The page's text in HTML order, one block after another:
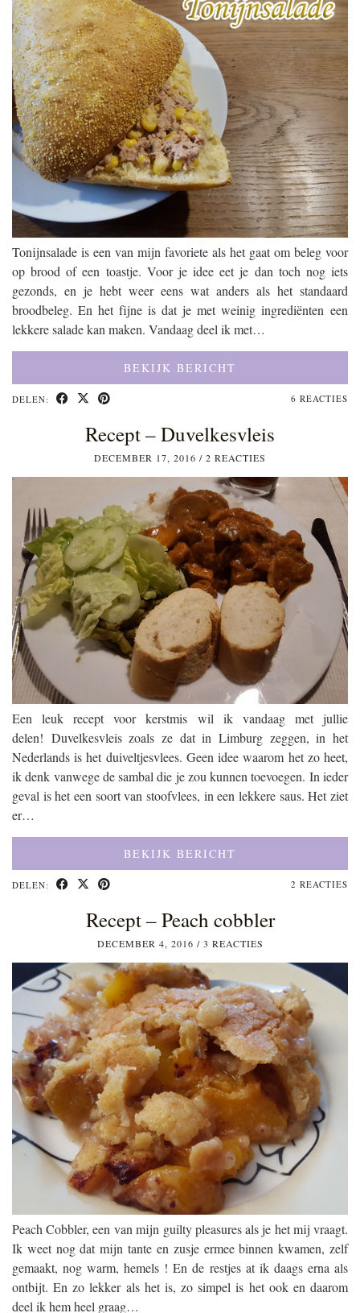
Tonijnsalade is een van mijn favoriete als het gaat om beleg voor
op brood of een toastje. Voor je idee eet je dan toch nog iets
gezonds, en je hebt weer eens wat anders als het standaard
broodbeleg. En het fijne is dat je met weinig ingrediënten een
lekkere salade kan maken. Vandaag deel ik met…
BEKIJK BERICHT
DELEN: 6 REACTIES
Recept – Duvelkesvleis
DECEMBER 17, 2016 / 2 REACTIES
Een leuk recept voor kerstmis wil ik vandaag met jullie
delen! Duvelkesvleis zoals ze dat in Limburg zeggen, in het
Nederlands is het duiveltjesvlees. Geen idee waarom het zo heet,
ik denk vanwege de sambal die je zou kunnen toevoegen. In ieder
geval is het een soort van stoofvlees, in een lekkere saus. Het ziet
er…
BEKIJK BERICHT
DELEN: 2 REACTIES
Recept – Peach cobbler
DECEMBER 4, 2016 / 3 REACTIES
Peach Cobbler, een van mijn guilty pleasures als je het mij vraagt.
Ik weet nog dat mijn tante en zusje ermee binnen kwamen, zelf
gemaakt, nog warm, hemels ! En de restjes at ik daags erna als
ontbijt. En zo lekker als het is, zo simpel is het ook en daarom
deel ik hem heel graag…